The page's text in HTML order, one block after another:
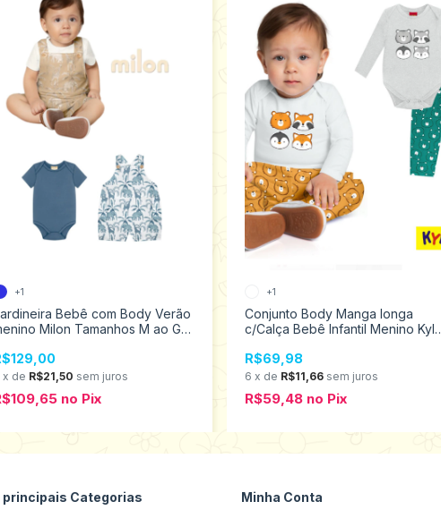
Bebê com Body Verão
Milon Tamanhos M ao GG
x de R$21,50 sem juros
no Pix
+1
Conjunto Body Manga longa
c/Calça Bebê Infantil Menino Kyly
R$69,98
6 x de R$11,66 sem juros
R$59,48 no Pix
+1
principais Categorias Minha Conta